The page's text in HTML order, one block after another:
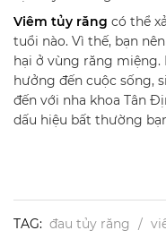
Viêm tủy răng có thể
tuổi nào. Vì thế, bạn
hại ở vùng răng miệng.
hưởng đến cuộc sống,
đến với nha khoa Tân
dấu hiệu bất thường
TAG: đau tủy răng